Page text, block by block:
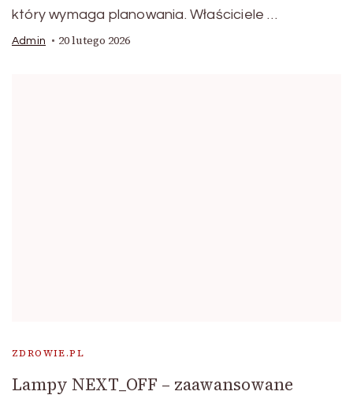
który wymaga planowania. Właściciele …
Admin 20 lutego 2026
ZDROWIE.PL
Lampy NEXT_OFF – zaawansowane